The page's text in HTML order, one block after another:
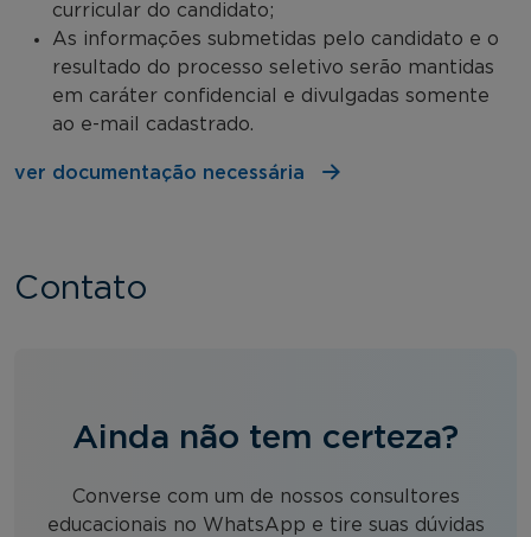
curricular do candidato;
As informações submetidas pelo candidato e o
resultado do processo seletivo serão mantidas
em caráter confidencial e divulgadas somente
ao e-mail cadastrado.
ver documentação necessária
Contato
Ainda não tem certeza?
Converse com um de nossos consultores
educacionais no WhatsApp e tire suas dúvidas